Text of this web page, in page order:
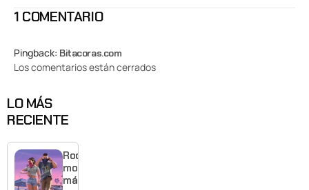
1 COMENTARIO
Pingback: Bitacoras.com
Los comentarios están cerrados
LO MÁS
RECIENTE
Rockstar
mostrará
más de